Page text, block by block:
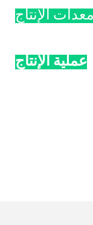
معدات الإنتاج
عملية الإنتاج